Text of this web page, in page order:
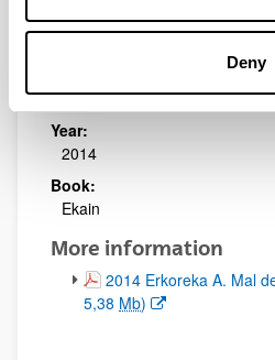
Deny
Mal de Ojo -
Erkoreka, A.
Year:
2014
Book:
Ekain
More information
(Opens New Window)
2014 Erkoreka A. Mal
5,38 Mb)